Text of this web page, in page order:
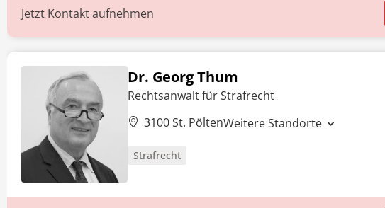
Jetzt Kontakt aufnehmen
Dr. Georg Thum
Rechtsanwalt für Strafrecht
3100 St. PöltenWeitere Standorte
Strafrecht